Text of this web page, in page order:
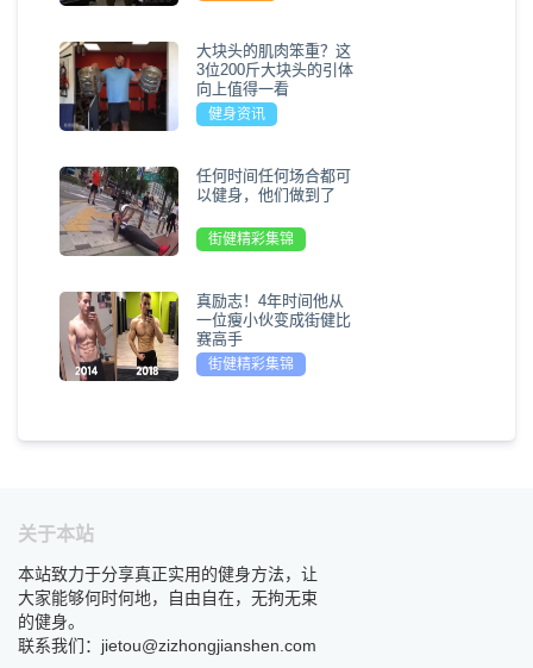
大块头的肌肉笨重？这
3位200斤大块头的引体
向上值得一看
健身资讯
任何时间任何场合都可
以健身，他们做到了
街健精彩集锦
真励志！4年时间他从
一位瘦小伙变成街健比
赛高手
街健精彩集锦
关于本站
本站致力于分享真正实用的健身方法，让
大家能够何时何地，自由自在，无拘无束
的健身。
联系我们：jietou@zizhongjianshen.com